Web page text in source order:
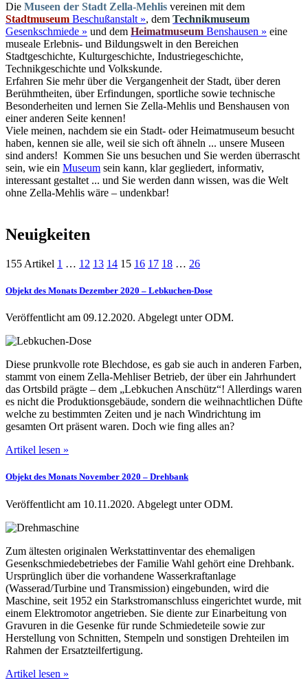
Die Museen der Stadt Zella-Mehlis vereinen mit dem
Stadtmuseum Beschußanstalt », dem Technikmuseum
Gesenkschmiede » und dem Heimatmuseum Benshausen » eine
museale Erlebnis- und Bildungswelt in den Bereichen
Stadtgeschichte, Kulturgeschichte, Industriegeschichte,
Technikgeschichte und Volkskunde.
Erfahren Sie mehr über die Vergangenheit der Stadt, über deren
Berühmtheiten, über Erfindungen, sportliche sowie technische
Besonderheiten und lernen Sie Zella-Mehlis und Benshausen von
einer anderen Seite kennen!
Viele meinen, nachdem sie ein Stadt- oder Heimatmuseum besucht
haben, kennen sie alle, weil sie sich oft ähneln ... unsere Museen
sind anders! Kommen Sie uns besuchen und Sie werden überrascht
sein, wie ein Museum sein kann, klar gegliedert, informativ,
interessant gestaltet ... und Sie werden dann wissen, was die Welt
ohne Zella-Mehlis wäre – undenkbar!
Neuigkeiten
155 Artikel 1 … 12 13 14 15 16 17 18 … 26
Objekt des Monats Dezember 2020 – Lebkuchen-Dose
Veröffentlicht am 09.12.2020. Abgelegt unter ODM.
Diese prunkvolle rote Blechdose, es gab sie auch in anderen Farben,
stammt von einem Zella-Mehliser Betrieb, der über ein Jahrhundert
das Ortsbild prägte – dem „Lebkuchen Anschütz“! Allerdings waren
es nicht die Produktionsgebäude, sondern die weihnachtlichen Düfte
welche zu bestimmten Zeiten und je nach Windrichtung im
gesamten Ort präsent waren. Doch wie fing alles an?
Artikel lesen »
Objekt des Monats November 2020 – Drehbank
Veröffentlicht am 10.11.2020. Abgelegt unter ODM.
Zum ältesten originalen Werkstattinventar des ehemaligen
Gesenkschmiedebetriebes der Familie Wahl gehört eine Drehbank.
Ursprünglich über die vorhandene Wasserkraftanlage
(Wasserad/Turbine und Transmission) eingebunden, wird die
Maschine, seit 1952 ein Starkstromanschluss eingerichtet wurde, mit
einem Elektromotor angetrieben. Sie diente zur Einarbeitung von
Gravuren in die Gesenke für runde Schmiedeteile sowie zur
Herstellung von Schnitten, Stempeln und sonstigen Drehteilen im
Rahmen der Ersatzteilfertigung.
Artikel lesen »